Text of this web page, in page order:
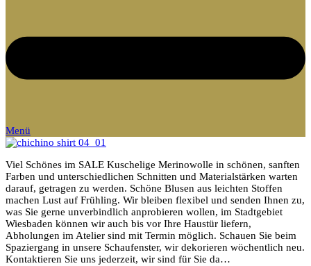
Menü
Viel Schönes im SALE Kuschelige Merinowolle in schönen, sanften
Farben und unterschiedlichen Schnitten und Materialstärken warten
darauf, getragen zu werden. Schöne Blusen aus leichten Stoffen
machen Lust auf Frühling. Wir bleiben flexibel und senden Ihnen zu,
was Sie gerne unverbindlich anprobieren wollen, im Stadtgebiet
Wiesbaden können wir auch bis vor Ihre Haustür liefern,
Abholungen im Atelier sind mit Termin möglich. Schauen Sie beim
Spaziergang in unsere Schaufenster, wir dekorieren wöchentlich neu.
Kontaktieren Sie uns jederzeit, wir sind für Sie da…